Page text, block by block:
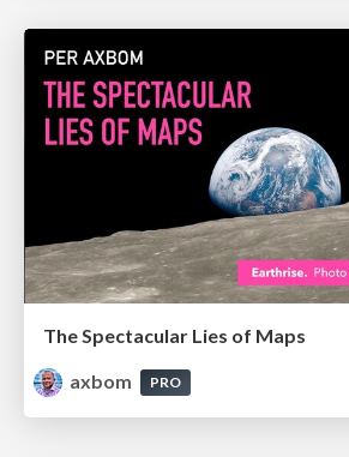
The Spectacular Lies of Maps
axbom
PRO